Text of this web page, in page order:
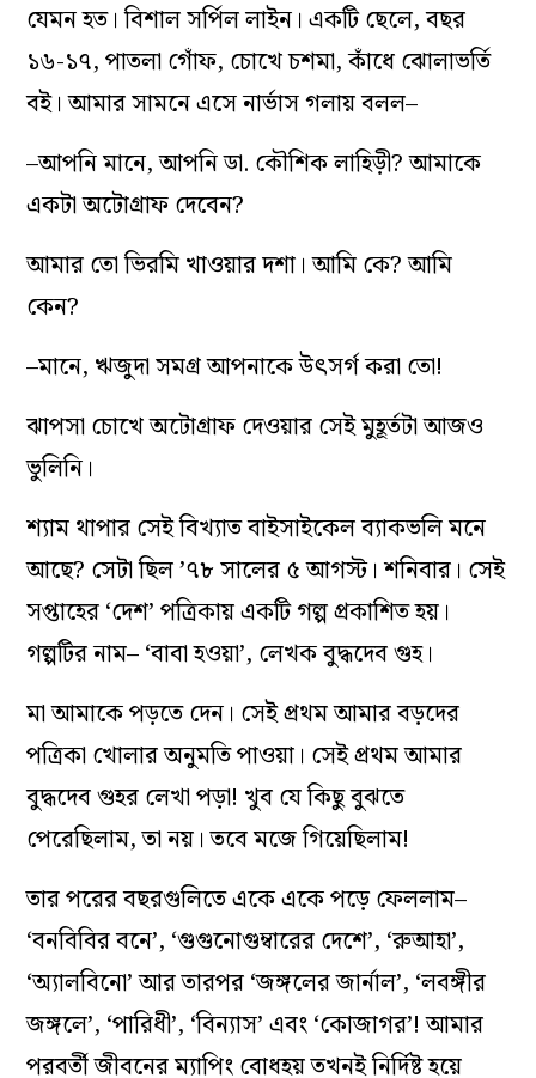
যেমন হত। বিশাল সর্পিল লাইন। একটি ছেলে, বছর
১৬-১৭, পাতলা গোঁফ, চোখে চশমা, কাঁধে ঝোলাভর্তি
বই। আমার সামনে এসে নার্ভাস গলায় বলল–
–আপনি মানে, আপনি ডা. কৌশিক লাহিড়ী? আমাকে
একটা অটোগ্রাফ দেবেন?
আমার তো ভিরমি খাওয়ার দশা। আমি কে? আমি
কেন?
–মানে, ঋজুদা সমগ্র আপনাকে উৎসর্গ করা তো!
ঝাপসা চোখে অটোগ্রাফ দেওয়ার সেই মুহূর্তটা আজও
ভুলিনি।
শ্যাম থাপার সেই বিখ্যাত বাইসাইকেল ব্যাকভলি মনে
আছে? সেটা ছিল ’৭৮ সালের ৫ আগস্ট। শনিবার। সেই
সপ্তাহের ‘দেশ’ পত্রিকায় একটি গল্প প্রকাশিত হয়।
গল্পটির নাম– ‘বাবা হওয়া’, লেখক বুদ্ধদেব গুহ।
মা আমাকে পড়তে দেন। সেই প্রথম আমার বড়দের
পত্রিকা খোলার অনুমতি পাওয়া। সেই প্রথম আমার
বুদ্ধদেব গুহর লেখা পড়া! খুব যে কিছু বুঝতে
পেরেছিলাম, তা নয়। তবে মজে গিয়েছিলাম!
তার পরের বছরগুলিতে একে একে পড়ে ফেললাম–
‘বনবিবির বনে’, ‘গুগুনোগুম্বারের দেশে’, ‘রুআহা’,
‘অ্যালবিনো’ আর তারপর ‘জঙ্গলের জার্নাল’, ‘লবঙ্গীর
জঙ্গলে’, ‘পারিধী’, ‘বিন্যাস’ এবং ‘কোজাগর’! আমার
পরবর্তী জীবনের ম্যাপিং বোধহয় তখনই নির্দিষ্ট হয়ে